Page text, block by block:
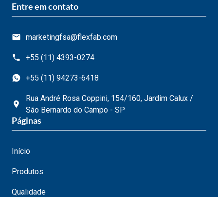
Entre em contato
marketingfsa@flexfab.com
+55 (11) 4393-0274
+55 (11) 94273-6418
Rua André Rosa Coppini, 154/160, Jardim Calux /
São Bernardo do Campo - SP
Páginas
Início
Produtos
Qualidade